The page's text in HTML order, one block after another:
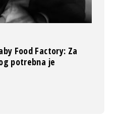
Food Factory: Za
potrebna je